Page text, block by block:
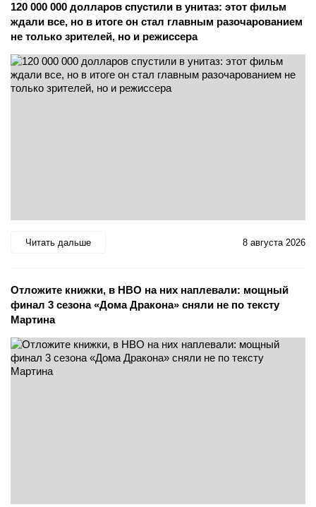
120 000 000 долларов спустили в унитаз: этот фильм
ждали все, но в итоге он стал главным разочарованием
не только зрителей, но и режиссера
Читать дальше 8 августа 2026
Отложите книжки, в HBO на них наплевали: мощный
финал 3 сезона «Дома Дракона» сняли не по тексту
Мартина